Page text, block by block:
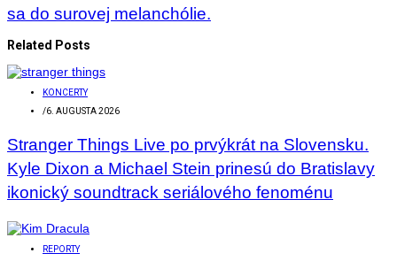
sa do surovej melanchólie.
Related Posts
KONCERTY
/6. AUGUSTA 2026
Stranger Things Live po prvýkrát na Slovensku.
Kyle Dixon a Michael Stein prinesú do Bratislavy
ikonický soundtrack seriálového fenoménu
REPORTY